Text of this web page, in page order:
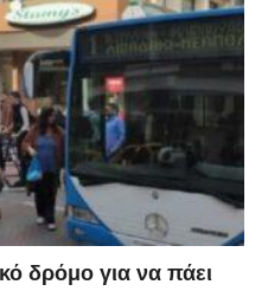
δρόμο για να πάει